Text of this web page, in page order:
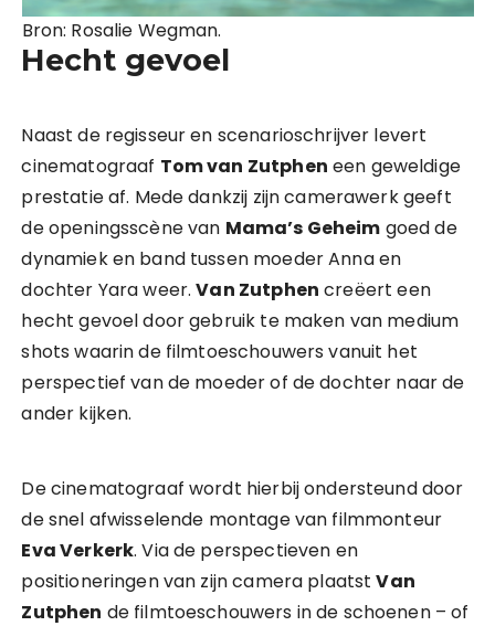
Bron: Rosalie Wegman.
Hecht gevoel
Naast de regisseur en scenarioschrijver levert
cinematograaf Tom van Zutphen een geweldige
prestatie af. Mede dankzij zijn camerawerk geeft
de openingsscène van Mama’s Geheim goed de
dynamiek en band tussen moeder Anna en
dochter Yara weer.Van Zutphen creëert een
hecht gevoel door gebruik te maken van medium
shots waarin de filmtoeschouwers vanuit het
perspectief van de moeder of de dochter naar de
ander kijken.
De cinematograaf wordt hierbij ondersteund door
de snel afwisselende montage van filmmonteur
Eva Verkerk. Via de perspectieven en
positioneringen van zijn camera plaatstVan
Zutphen de filmtoeschouwers in de schoenen – of